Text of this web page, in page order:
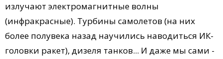
излучают электромагнитные волны
(инфракрасные). Турбины самолетов (на них
более полувека назад научились наводиться ИК-
головки ракет), дизеля танков... И даже мы сами -